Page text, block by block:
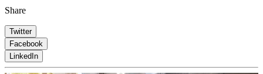
Share
Twitter
Facebook
LinkedIn